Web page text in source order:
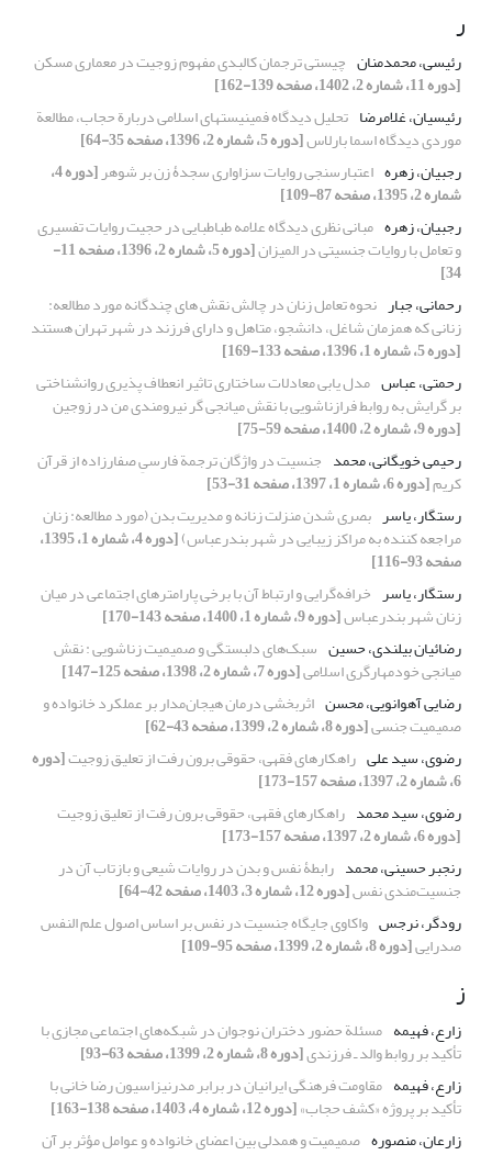
ر
رئیسی، محمدمنان چیستی ترجمان کالبدی مفهوم زوجیت در معماری مسکن
[دوره 11، شماره 2، 1402، صفحه 139-162]
رئیسیان، غلامرضا تحلیل دیدگاه فمینیستهای اسلامی دربارة حجاب، مطالعة
موردی دیدگاه اسما بارلاس[دوره 5، شماره 2، 1396، صفحه 35-64]
رجبیان، زهره اعتبارسنجی روایات سزاواری سجدۀ زن بر شوهر [دوره 4،
شماره 2، 1395، صفحه 87-109]
رجبیان، زهره مبانی نظری دیدگاه علامه طباطبایی در حجیت روایات تفسیری
و تعامل با روایات جنسیتی در المیزان [دوره 5، شماره 2، 1396، صفحه 11-
34]
رحمانی، جبار نحوه تعامل زنان در چالش نقش های چندگانه مورد مطالعه:
زنانی که همزمان شاغل، دانشجو، متاهل و دارای فرزند در شهر تهران هستند
[دوره 5، شماره 1، 1396، صفحه 133-169]
رحمتی، عباس مدل یابی معادلات ساختاری تاثیر انعطاف پذیری روانشناختی
بر گرایش به روابط فرازناشویی با نقش میانجی گر نیرومندی من در زوجین
[دوره 9، شماره 2، 1400، صفحه 59-75]
رحیمی خویگانی، محمد جنسیت در واژگان ترجمة فارسیِ صفارزاده از قرآن
کریم[دوره 6، شماره 1، 1397، صفحه 31-53]
رستگار، یاسر بصری شدن منزلت زنانه و مدیریت بدن (مورد مطالعه: زنان
مراجعه کننده به مراکز زیبایی در شهر بندرعباس) [دوره 4، شماره 1، 1395،
صفحه 93-116]
رستگار، یاسر خرافه‌گرایی و ارتباط آن با برخی پارامترهای اجتماعی در میان
زنان شهر بندرعباس[دوره 9، شماره 1، 1400، صفحه 143-170]
رضائیان بیلندی، حسین سبک‌های دلبستگی و صمیمیت زناشویی : نقش
میانجی خودمهارگری اسلامی[دوره 7، شماره 2، 1398، صفحه 125-147]
رضایی آهوانویی، محسن اثربخشی درمان هیجان‌مدار بر عملکرد خانواده و
صمیمیت جنسی[دوره 8، شماره 2، 1399، صفحه 43-62]
رضوی، سید علی راهکارهای فقهی، حقوقی برون رفت از تعلیق زوجیت[دوره
6، شماره 2، 1397، صفحه 157-173]
رضوی، سید محمد راهکارهای فقهی، حقوقی برون رفت از تعلیق زوجیت
[دوره 6، شماره 2، 1397، صفحه 157-173]
رنجبر حسینی، محمد رابطۀ نفس و بدن در روایات شیعی و بازتاب آن در
جنسیت‌مندی نفس[دوره 12، شماره 3، 1403، صفحه 42-64]
رودگر، نرجس واکاوی جایگاه جنسیت در نفس بر اساس اصول علم النفس
صدرایی[دوره 8، شماره 2، 1399، صفحه 95-109]
ز
زارع، فهیمه مسئلة حضور دختران نوجوان در شبکه‌های اجتماعی مجازی با
تأکید بر روابط والد ـ فرزندی[دوره 8، شماره 2، 1399، صفحه 63-93]
زارع، فهیمه مقاومت فرهنگی ایرانیان در برابر مدرنیزاسیون رضا خانی با
تأکید بر پروژه «کشف حجاب»[دوره 12، شماره 4، 1403، صفحه 138-163]
زارعان، منصوره صمیمیت و همدلی بین اعضای خانواده و عوامل مؤثر بر آن